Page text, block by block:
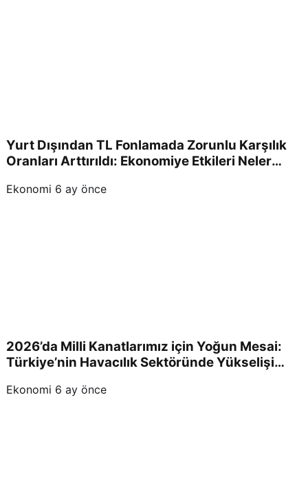
Yurt Dışından TL Fonlamada Zorunlu Karşılık
Oranları Arttırıldı: Ekonomiye Etkileri Neler
Ekonomi 6 ay önce
2026’da Milli Kanatlarımız için Yoğun Mesai:
Türkiye’nin Havacılık Sektöründe Yükselişi
Ekonomi 6 ay önce